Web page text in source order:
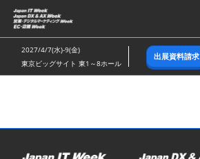
ス
キ
ッ
し
む
2027/4/7(水)-9(金)
東京ビッグサイト 東1～8ホール
出展資料請求